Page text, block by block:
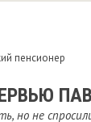
пенсионер
но не